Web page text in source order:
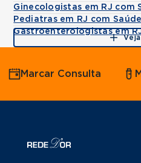
Ginecologistas em RJ com
Pediatras em RJ com
Gastroenterologistas em
Marcar Consulta